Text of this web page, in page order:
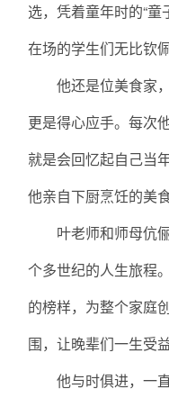
选，凭着童年时的“
在场的学生们无比钦佩
他还是位美食家
更是得心应手。每次
就是会回忆起自己当
他亲自下厨烹饪的美食
叶老师和师母伉
个多世纪的人生旅程
的榜样，为整个家庭
围，让晚辈们一生受
他与时俱进，一